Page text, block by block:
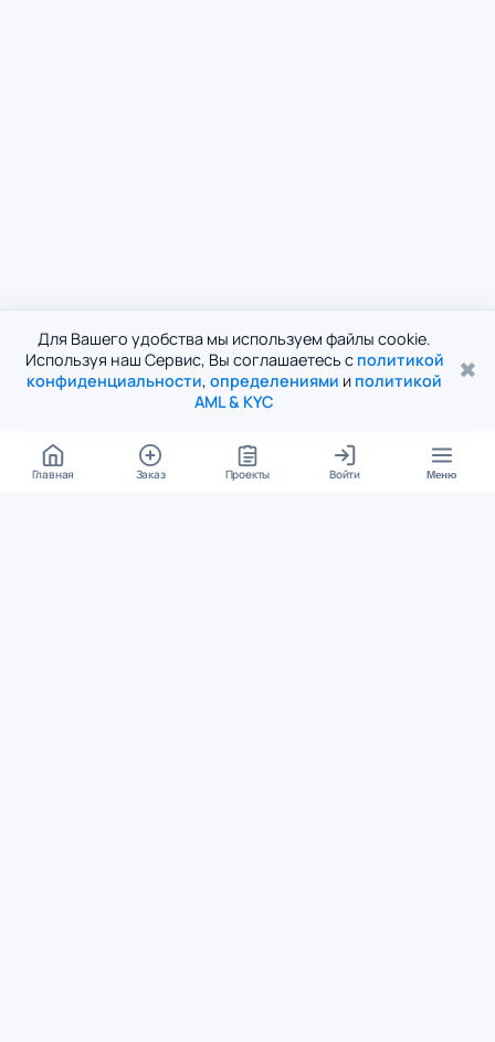
Для Вашего удобства мы используем файлы cookie.
Используя наш Сервис, Вы соглашаетесь с политикой
конфиденциальности, определениями и политикой
AML & KYC
✖
Главная Заказ Проекты Войти Меню